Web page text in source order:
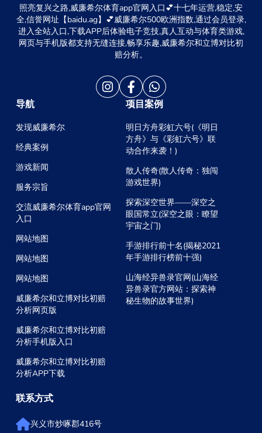
照亮复兴之路,威廉希尔体育app官网入口💕十七年运营,稳定,安
全,信誉网址【baidu.ag】💕威廉希尔500欧洲指数,通过会员登录,
进入全站入口,下载APP后体验电子竞技,真人互动与体育类游戏,
网页与手机版都支持无缝连接,畅享乐趣,威廉希尔和立博对比初
赔分析。
导航
发现威廉希尔
经典案例
游戏新闻
服务宗旨
交流威廉希尔体育app官网
入口
网站地图
网站地图
网站地图
威廉希尔和立博对比初赔
分析网页版
威廉希尔和立博对比初赔
分析手机版入口
威廉希尔和立博对比初赔
分析APP下载
项目案例
明日方舟彩虹六号(《明日
方舟》与《彩虹六号》联
动合作来袭！)
散人传奇(散人传奇：独闯
游戏世界)
探索深空世界——深空之
眼国常立(深空之眼：瞭望
宇宙之门)
手游排行前十名(揭秘2021
年手游排行榜前十强)
山海经异兽录官网(山海经
异兽录官方网站：探索神
秘生物的故事世界)
联系方式
兴义市炒啄郡416号